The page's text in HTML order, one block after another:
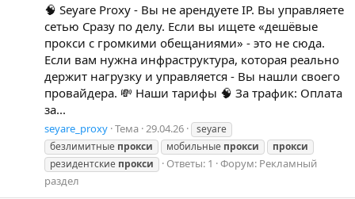
🧠 Seyare Proxy - Вы не арендуете IP. Вы управляете
сетью Сразу по делу. Если вы ищете «дешёвые
прокси с громкими обещаниями» - это не сюда.
Если вам нужна инфраструктура, которая реально
держит нагрузку и управляется - Вы нашли своего
провайдера. 💸 Наши тарифы 🧠 За трафик: Оплата
за...
seyare_proxy Тема 29.04.26
seyare
безлимитные прокси мобильные прокси
прокси
резидентские прокси Ответы: 1 Форум: Рекламный
раздел